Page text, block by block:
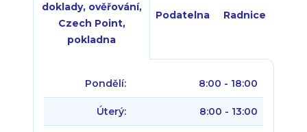
doklady, ověřování,
Czech Point,
pokladna
Podatelna Radnice
Pondělí: 8:00 - 18:00
Úterý: 8:00 - 13:00